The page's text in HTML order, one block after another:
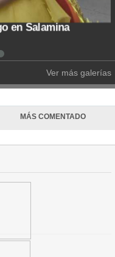
Los
Ver más galerías
MÁS COMENTADO